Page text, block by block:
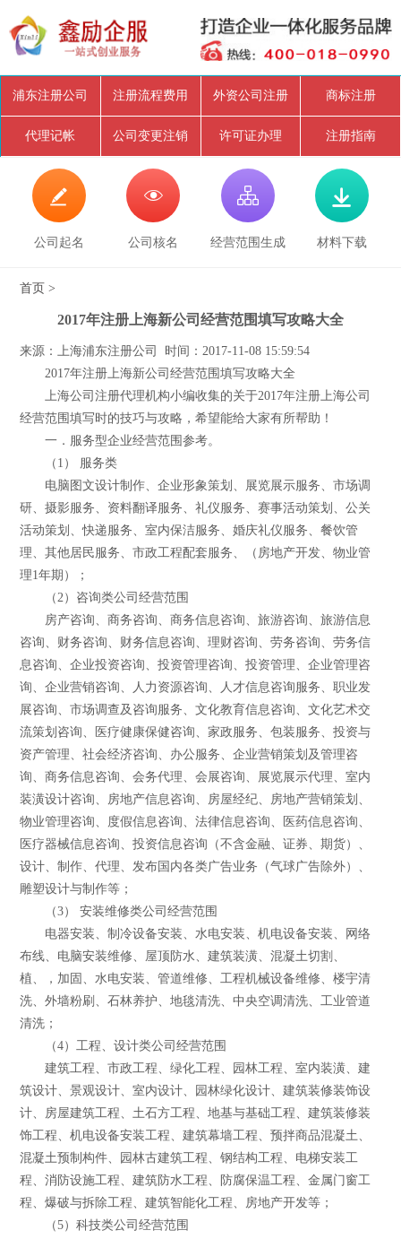
浦东注册公司 注册流程费用 外资公司注册 商标注册
代理记帐 公司变更注销 许可证办理 注册指南

公司起名

公司核名

经营范围生成

材料下载
首页 >
2017年注册上海新公司经营范围填写攻略大全
来源：上海浦东注册公司 时间：2017-11-08 15:59:54
2017年注册上海新公司经营范围填写攻略大全
上海公司注册代理机构小编收集的关于2017年注册上海公司
经营范围填写时的技巧与攻略，希望能给大家有所帮助！
一．服务型企业经营范围参考。
（1） 服务类
电脑图文设计制作、企业形象策划、展览展示服务、市场调
研、摄影服务、资料翻译服务、礼仪服务、赛事活动策划、公关
活动策划、快递服务、室内保洁服务、婚庆礼仪服务、餐饮管
理、其他居民服务、市政工程配套服务、（房地产开发、物业管
理1年期）；
（2）咨询类公司经营范围
房产咨询、商务咨询、商务信息咨询、旅游咨询、旅游信息
咨询、财务咨询、财务信息咨询、理财咨询、劳务咨询、劳务信
息咨询、企业投资咨询、投资管理咨询、投资管理、企业管理咨
询、企业营销咨询、人力资源咨询、人才信息咨询服务、职业发
展咨询、市场调查及咨询服务、文化教育信息咨询、文化艺术交
流策划咨询、医疗健康保健咨询、家政服务、包装服务、投资与
资产管理、社会经济咨询、办公服务、企业营销策划及管理咨
询、商务信息咨询、会务代理、会展咨询、展览展示代理、室内
装潢设计咨询、房地产信息咨询、房屋经纪、房地产营销策划、
物业管理咨询、度假信息咨询、法律信息咨询、医药信息咨询、
医疗器械信息咨询、投资信息咨询（不含金融、证券、期货）、
设计、制作、代理、发布国内各类广告业务（气球广告除外）、
雕塑设计与制作等；
（3） 安装维修类公司经营范围
电器安装、制冷设备安装、水电安装、机电设备安装、网络
布线、电脑安装维修、屋顶防水、建筑装潢、混凝土切割、
植、，加固、水电安装、管道维修、工程机械设备维修、楼宇清
洗、外墙粉刷、石林养护、地毯清洗、中央空调清洗、工业管道
清洗；
（4）工程、设计类公司经营范围
建筑工程、市政工程、绿化工程、园林工程、室内装潢、建
筑设计、景观设计、室内设计、园林绿化设计、建筑装修装饰设
计、房屋建筑工程、土石方工程、地基与基础工程、建筑装修装
饰工程、机电设备安装工程、建筑幕墙工程、预拌商品混凝土、
混凝土预制构件、园林古建筑工程、钢结构工程、电梯安装工
程、消防设施工程、建筑防水工程、防腐保温工程、金属门窗工
程、爆破与拆除工程、建筑智能化工程、房地产开发等；
（5）科技类公司经营范围